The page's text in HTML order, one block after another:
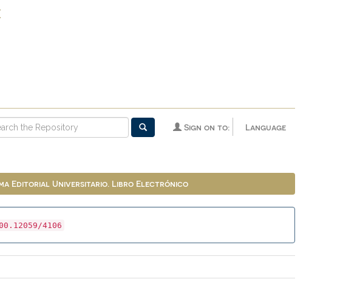
Language
Sign on to:
Editorial Universitario. Libro Electrónico
4106